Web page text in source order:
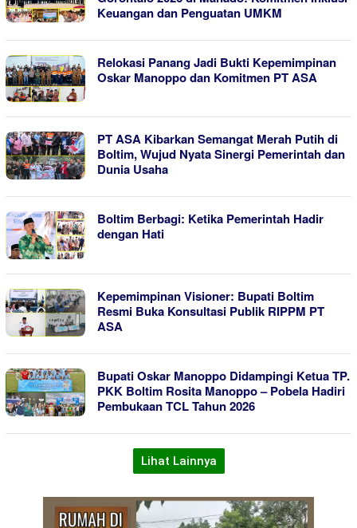
Keuangan dan Penguatan UMKM
Relokasi Panang Jadi Bukti Kepemimpinan
Oskar Manoppo dan Komitmen PT ASA
PT ASA Kibarkan Semangat Merah Putih di
Boltim, Wujud Nyata Sinergi Pemerintah dan
Dunia Usaha
Boltim Berbagi: Ketika Pemerintah Hadir
dengan Hati
Kepemimpinan Visioner: Bupati Boltim
Resmi Buka Konsultasi Publik RIPPM PT
ASA
Bupati Oskar Manoppo Didampingi Ketua TP.
PKK Boltim Rosita Manoppo – Pobela Hadiri
Pembukaan TCL Tahun 2026
Lihat Lainnya